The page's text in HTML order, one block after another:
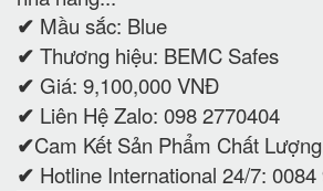
✔ Mầu sắc: Blue
✔ Thương hiệu: BEMC Safes
✔ Giá: 9,100,000 VNĐ
✔ Liên Hệ Zalo: 098 2770404
✔Cam Kết Sản Phẩm Chất
✔ Hotline International 24/7: